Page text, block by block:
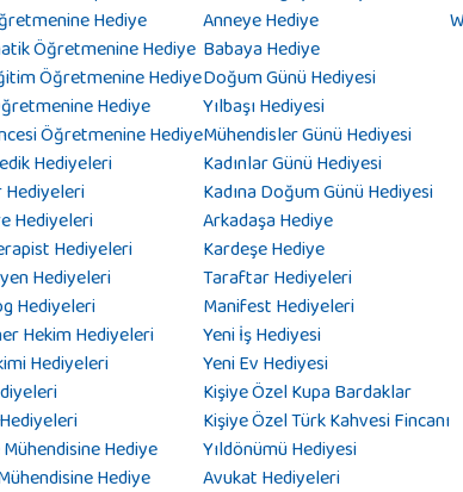
Hediye
Öğretmenine Hediye
Öğretmenine Hediye
Hediye
Öğretmenine Hediye
Hediyeleri
Hediyeleri
Hediyeleri
Hediyeleri
Hediyeleri
Hekim Hediyeleri
Hediyeleri
Hediye
Hediye
Anneye Hediye
Babaya Hediye
Doğum Günü Hediyesi
Yılbaşı Hediyesi
Mühendisler Günü Hediyesi
Kadınlar Günü Hediyesi
Kadına Doğum Günü Hediyesi
Arkadaşa Hediye
Kardeşe Hediye
Taraftar Hediyeleri
Manifest Hediyeleri
Yeni İş Hediyesi
Yeni Ev Hediyesi
Kişiye Özel Kupa Bardaklar
Kişiye Özel Türk Kahvesi Fincanı
Yıldönümü Hediyesi
Avukat Hediyeleri